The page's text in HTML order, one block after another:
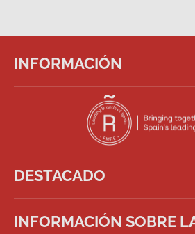
INFORMACIÓN
DESTACADO
INFORMACIÓN SOBRE